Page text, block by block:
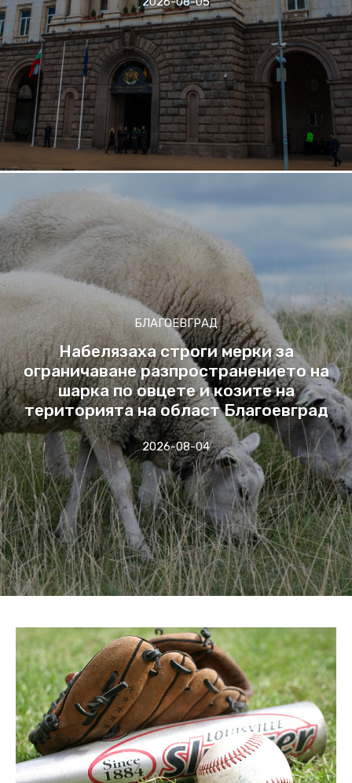
БЛАГОЕВГРАД
Набелязаха строги мерки за
ограничаване разпространението на
шарка по овцете и козите на
територията на област Благоевград
2026-08-04